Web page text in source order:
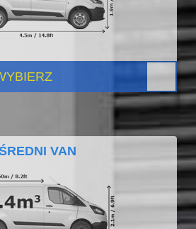
VAN